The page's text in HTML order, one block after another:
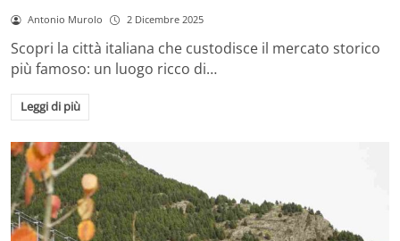
Antonio Murolo 2 Dicembre 2025
Scopri la città italiana che custodisce il mercato storico
più famoso: un luogo ricco di…
Leggi di più